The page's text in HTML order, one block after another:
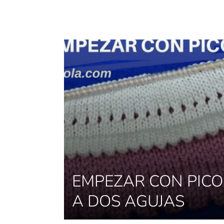
EMPEZAR CON
A DOS AGUJAS